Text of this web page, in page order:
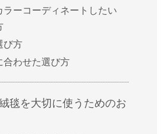
ラーコーディネートしたい
び方
合わせた選び方
毯を大切に使うためのお